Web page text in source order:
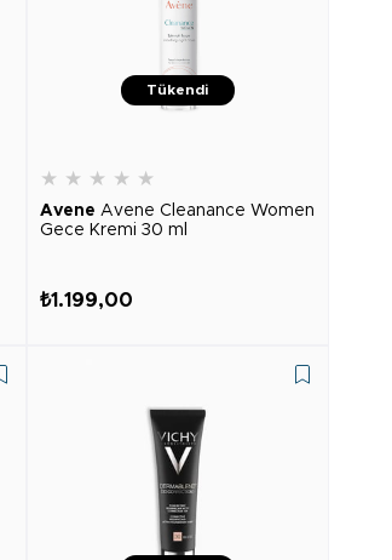
Tükendi
★ ★ ★ ★ ★
Avene Avene Cleanance Women
Gece Kremi 30 ml
₺1.199,00